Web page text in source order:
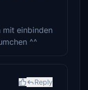
mit einbinden
^^
Reply